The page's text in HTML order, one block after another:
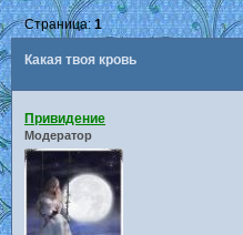
Какая твоя кровь
Страница:1
Привидение
Модератор